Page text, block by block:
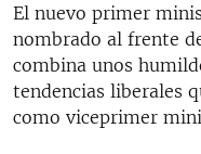
LA INVASIÓN DE RUSIA
El nuevo primer
nombrado al frente
combina unos
tendencias liberales
como viceprimer